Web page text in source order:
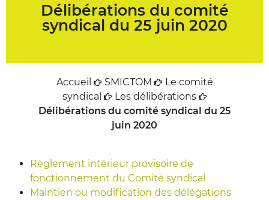
Délibérations du comité
syndical du 25 juin 2020
Accueil SMICTOM
Le comité
syndical
Les délibérations
Délibérations du comité syndical du 25
juin 2020
Règlement intérieur provisoire de
fonctionnement du Comité syndical
Maintien ou modification des délégations